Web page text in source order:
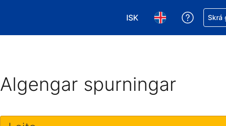
ISK
Veldu gjaldmiðil. Í
Veldu þitt
FáSkrá
Algengar spurningar